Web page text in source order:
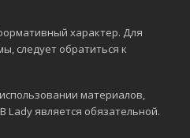
характер. Для
следует обратиться к
материалов,
Lady является обязательной.